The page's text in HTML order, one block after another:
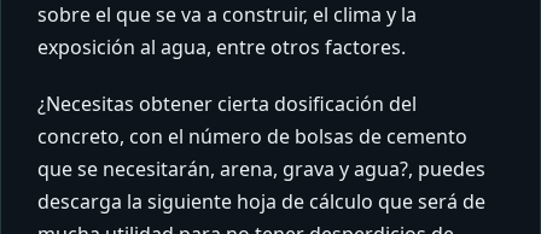
sobre el que se va a construir, el clima y la
exposición al agua, entre otros factores.
¿Necesitas obtener cierta dosificación del
concreto, con el número de bolsas de cemento
que se necesitarán, arena, grava y agua?, puedes
descarga la siguiente hoja de cálculo que será de